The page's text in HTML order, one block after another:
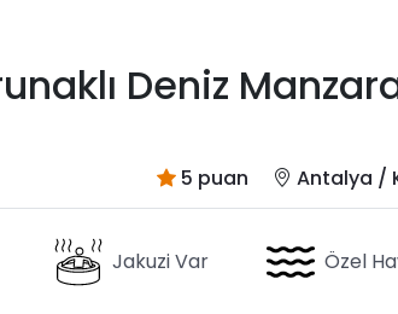
Deniz
5 puan Antalya /
Jakuzi Var Özel